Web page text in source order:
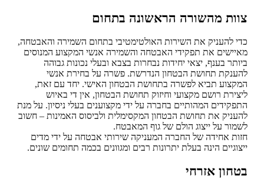
צוות מהשורה הראשונה בתחום
כדי להעניק את השירות האולטימטיבי בתחום השמירה והאבטחה,
מאיישים את תפקידי האבטחה והשמירה אנשי המקצוע המנוסים
ביותר בענף, יצאי יחידות נבחרות בצבא ובעלי נכונות גבוהה
להענקת תחושת הבטחון הנדרשת. פשרה על בחירת אנשי
המקצוע תביא לפשרה בתחושת הבטחון האישי. יחד עם זאת,
ליצירת רושם מקצועי וחיזוק תחושת הבטחון, אין די באיוש
התפקידים המהותיים בחברה על ידי מקצוענים בעלי ניסיון. על מנת
להעניק את תחושת הבטחון המקסימלית ולביסוס האמינות – חשוב
לשמור על ייצוג הולם של גוף המאבטח.
חזות אחידה של החברה המעניקה שירותי אבטחה על ידי מדים
ייצוגיים הינה בעלת יתרונות רבים ומגוונים בכמה תחומים שונים.
בטחון אזרחי